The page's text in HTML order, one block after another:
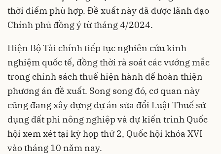
thời điểm phù hợp. Đề xuất này đã được lãnh đạo
Chính phủ đồng ý từ tháng 4/2024.
Hiện Bộ Tài chính tiếp tục nghiên cứu kinh
nghiệm quốc tế, đồng thời rà soát các vướng mắc
trong chính sách thuế hiện hành để hoàn thiện
phương án đề xuất. Song song đó, cơ quan này
cũng đang xây dựng dự án sửa đổi Luật Thuế sử
dụng đất phi nông nghiệp và dự kiến trình Quốc
hội xem xét tại kỳ họp thứ 2, Quốc hội khóa XVI
vào tháng 10 năm nay.